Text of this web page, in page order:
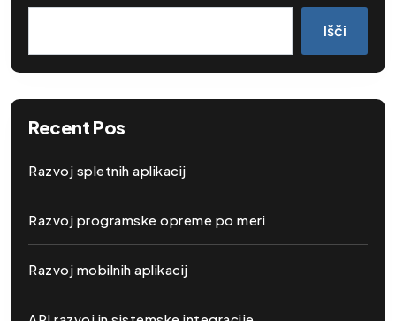
Išči
Recent Pos
Razvoj spletnih aplikacij
Razvoj programske opreme po meri
Razvoj mobilnih aplikacij